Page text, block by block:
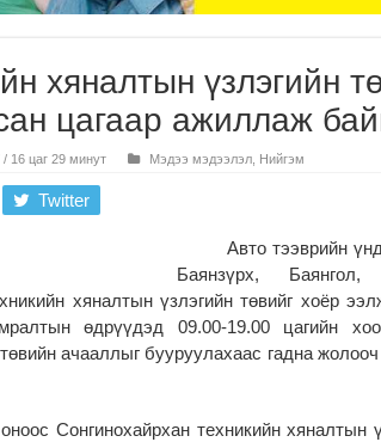
хяналтын үзлэгийн
цагаар ажиллаж
16 цаг 29 минут Мэдээ мэдээлэл Нийгэм
Twitter
Авто тээврийн
Баянзүрх, Баянгол,
хяналтын үзлэгийн төвийг хоёр
өдрүүдэд 09.00-19.00 цагийн
ачааллыг бууруулахаас гадна
Сонгинохайрхан техникийн хяналтын